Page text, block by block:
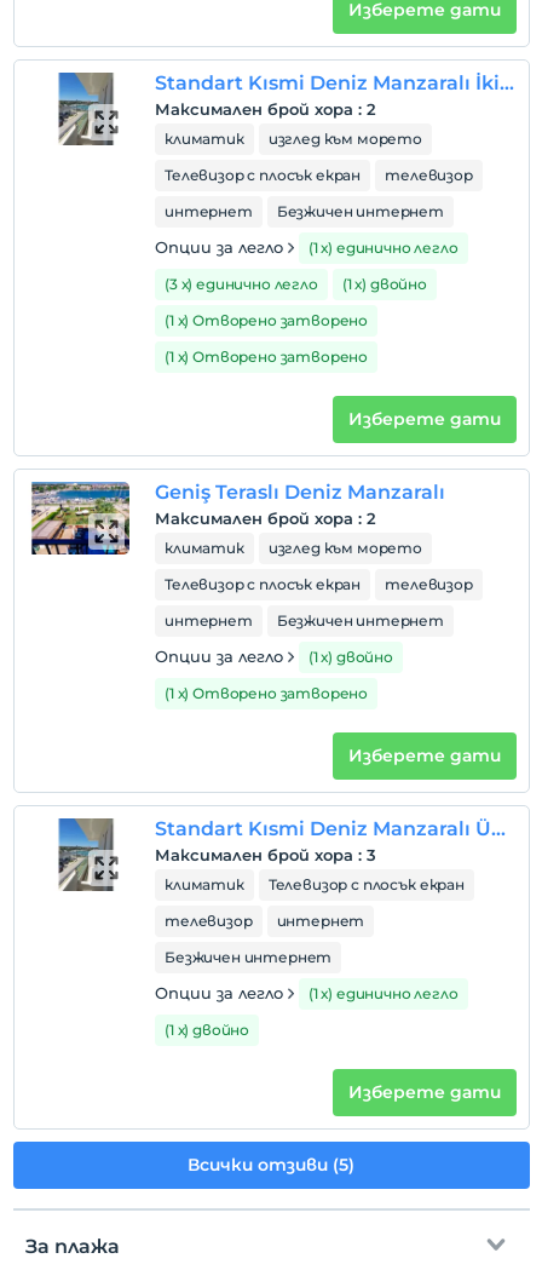
Изберете дати
Standart Kısmi Deniz Manzaralı İki Kişilik Oda
Максимален брой хора : 2
климатик
изглед към морето
Телевизор с плосък екран
телевизор
интернет
Безжичен интернет
Опции за легло
(1 х) единично легло
(3 х) единично легло
(1 х) двойно
(1 х) Отворено затворено
(1 х) Отворено затворено
Изберете дати
Geniş Teraslı Deniz Manzaralı
Максимален брой хора : 2
климатик
изглед към морето
Телевизор с плосък екран
телевизор
интернет
Безжичен интернет
Опции за легло
(1 х) двойно
(1 х) Отворено затворено
Изберете дати
Standart Kısmi Deniz Manzaralı Üç Kişilik Oda
Максимален брой хора : 3
климатик
Телевизор с плосък екран
телевизор
интернет
Безжичен интернет
Опции за легло
(1 х) единично легло
(1 х) двойно
Изберете дати
Всички отзиви (5)
За плажа